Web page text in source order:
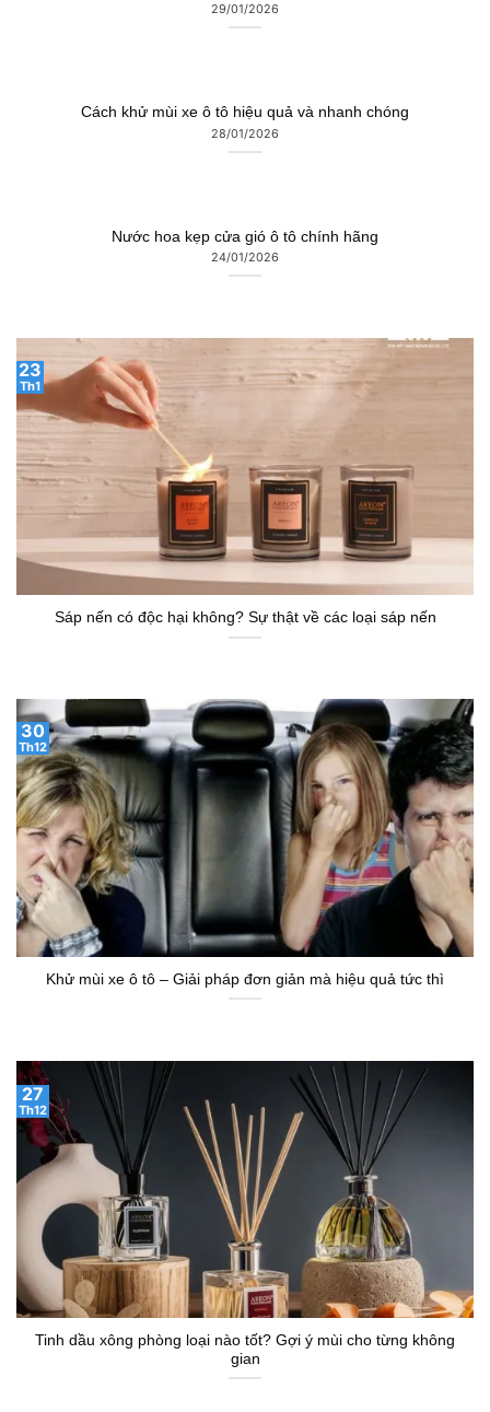
29/01/2026
Cách khử mùi xe ô tô hiệu quả và nhanh chóng
28/01/2026
Nước hoa kẹp cửa gió ô tô chính hãng
24/01/2026
Sáp nến có độc hại không? Sự thật về các loại sáp nến
23
Th1
Khử mùi xe ô tô – Giải pháp đơn giản mà hiệu quả tức thì
30
Th12
Tinh dầu xông phòng loại nào tốt? Gợi ý mùi cho từng không
gian
27
Th12